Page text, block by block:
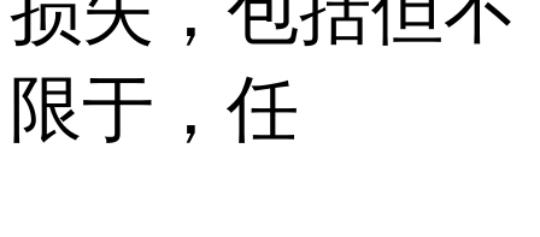
限于，任